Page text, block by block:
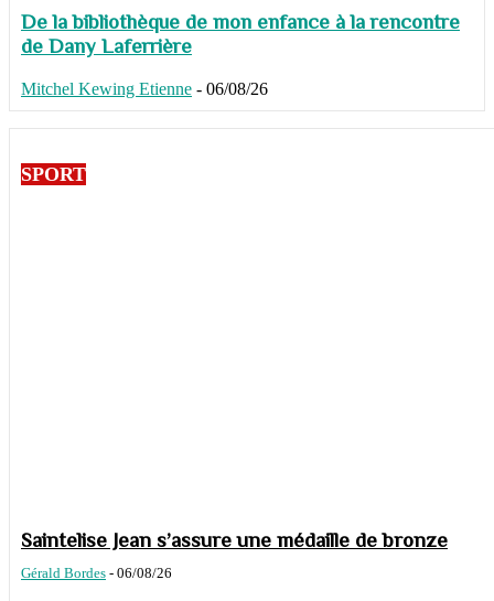
De la bibliothèque de mon enfance à la rencontre
de Dany Laferrière
Mitchel Kewing Etienne - 06/08/26
SPORT
Saintelise Jean s’assure une médaille de bronze
Gérald Bordes - 06/08/26